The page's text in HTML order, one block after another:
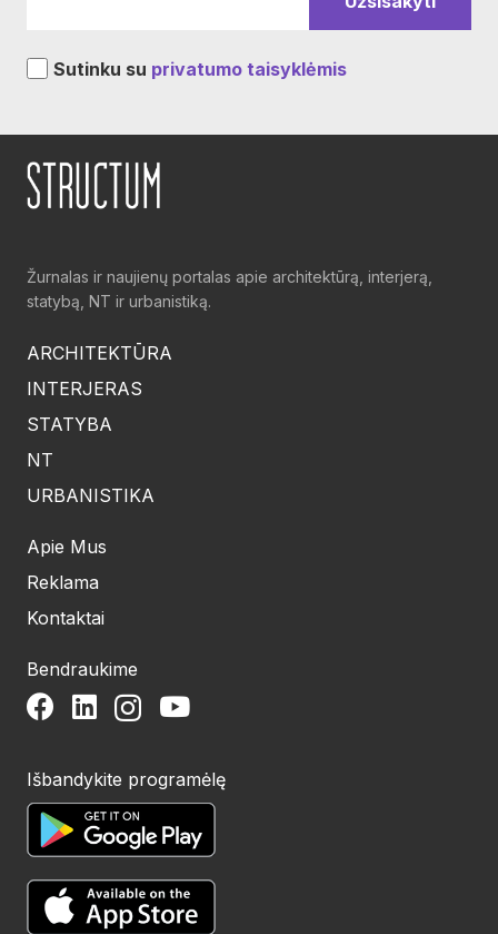
Sutinku su privatumo taisyklėmis
Žurnalas ir naujienų portalas apie architektūrą, interjerą,
statybą, NT ir urbanistiką.
ARCHITEKTŪRA
INTERJERAS
STATYBA
NT
URBANISTIKA
Apie Mus
Reklama
Kontaktai
Bendraukime
Išbandykite programėlę